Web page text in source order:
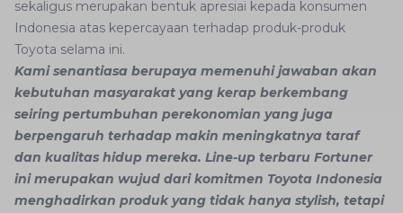
sekaligus merupakan bentuk apresiai kepada konsumen
Indonesia atas kepercayaan terhadap produk-produk
Toyota selama ini.
Kami senantiasa berupaya memenuhi jawaban akan
kebutuhan masyarakat yang kerap berkembang
seiring pertumbuhan perekonomian yang juga
berpengaruh terhadap makin meningkatnya taraf
dan kualitas hidup mereka. Line-up terbaru Fortuner
ini merupakan wujud dari komitmen Toyota Indonesia
menghadirkan produk yang tidak hanya stylish, tetapi